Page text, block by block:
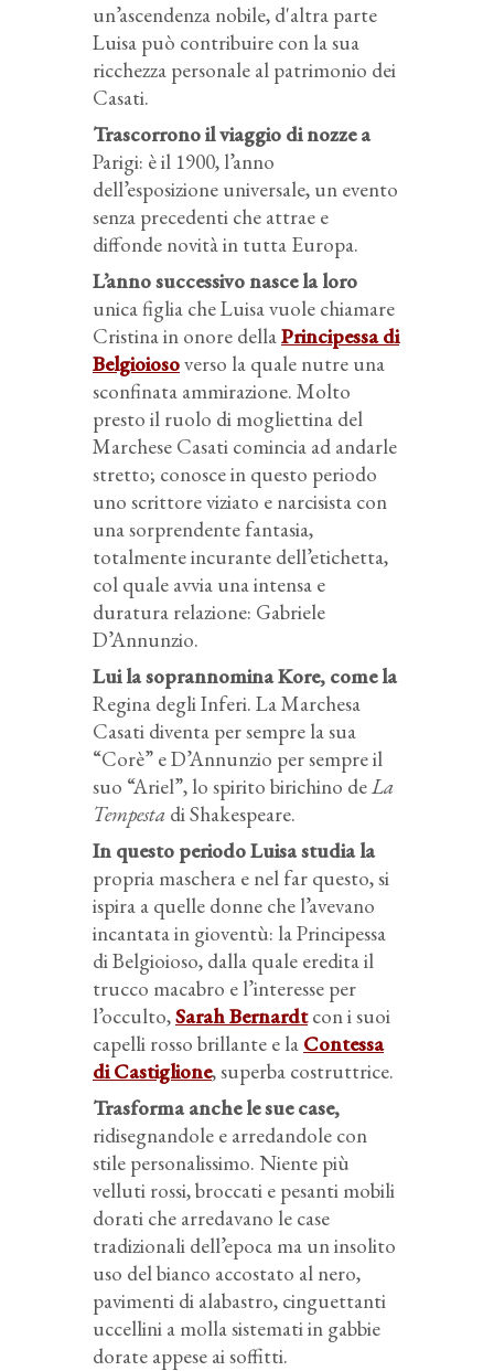
un’ascendenza nobile, d'altra parte
Luisa può contribuire con la sua
ricchezza personale al patrimonio dei
Casati.
Trascorrono il viaggio di nozze a
Parigi: è il 1900, l’anno
dell’esposizione universale, un evento
senza precedenti che attrae e
diffonde novità in tutta Europa.
L’anno successivo nasce la loro
unica figlia che Luisa vuole chiamare
Cristina in onore dellaPrincipessa di
Belgioiosoverso la quale nutre una
sconfinata ammirazione. Molto
presto il ruolo di mogliettina del
Marchese Casati comincia ad andarle
stretto; conosce in questo periodo
uno scrittore viziato e narcisista con
una sorprendente fantasia,
totalmente incurante dell’etichetta,
col quale avvia una intensa e
duratura relazione: Gabriele
D’Annunzio.
Lui la soprannomina Kore, come la
Regina degli Inferi. La Marchesa
Casati diventa per sempre la sua
“Corè” e D’Annunzio per sempre il
suo “Ariel”, lo spirito birichino deLa
Tempesta di Shakespeare.
In questo periodo Luisa studia la
propria maschera e nel far questo, si
ispira a quelle donne che l’avevano
incantata in gioventù: la Principessa
di Belgioioso, dalla quale eredita il
trucco macabro e l’interesse per
l’occulto,Sarah Bernardtcon i suoi
capelli rosso brillante e la Contessa
di Castiglione, superba costruttrice.
Trasforma anche le sue case,
ridisegnandole e arredandole con
stile personalissimo. Niente più
velluti rossi, broccati e pesanti mobili
dorati che arredavano le case
tradizionali dell’epoca ma un insolito
uso del bianco accostato al nero,
pavimenti di alabastro, cinguettanti
uccellini a molla sistemati in gabbie
dorate appese ai soffitti.